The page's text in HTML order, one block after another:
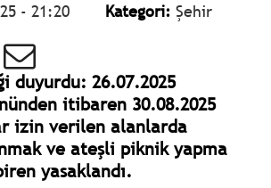
- 21:20 Kategori: Şehir
duyurdu: 26.07.2025
itibaren 30.08.2025
izin verilen alanlarda
ve ateşli piknik yapma
yasaklandı.